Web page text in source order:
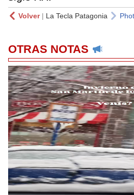
Volver| La Tecla Patagonia
OTRAS NOTAS